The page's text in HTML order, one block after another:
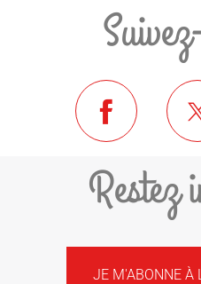
Restez
JE M'ABONNE À